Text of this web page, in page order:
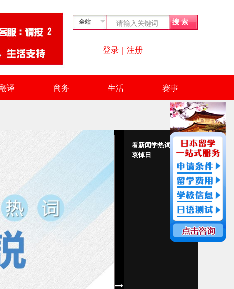
登录 ｜ 注册
译 商务 生活 赛事
看新闻学热词|全国
哀悼日